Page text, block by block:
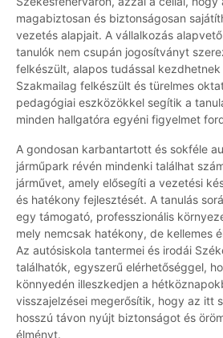
magabiztosan és biztonságosan
vezetés alapjait. A vállalkozás
tanulók nem csupán jogosítványt
felkészült, alapos tudással
Szakmailag felkészült és türelmes
pedagógiai eszközökkel segítik a
minden hallgatóra egyéni figyelmet
A gondosan karbantartott és sokféle
járműpark révén mindenki találhat
járművet, amely elősegíti a vezetési
és hatékony fejlesztését. A tanulás
egy támogató, professzionális
mely nemcsak hatékony, de kellemes
Az autósiskola tantermei és irodái
találhatók, egyszerű elérhetőséggel,
könnyedén illeszkedjen a
visszajelzései megerősítik, hogy az itt
hosszú távon nyújt biztonságot és
élményt.